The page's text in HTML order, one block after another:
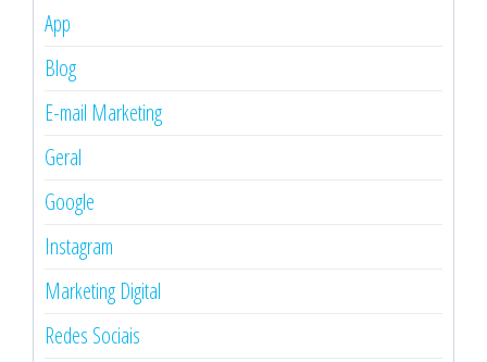
App
Blog
E-mail Marketing
Geral
Google
Instagram
Marketing Digital
Redes Sociais